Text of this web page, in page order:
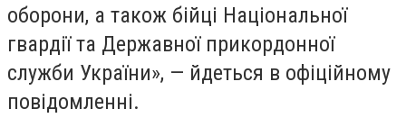
оборони, а також бійці Національної
гвардії та Державної прикордонної
служби України», — йдеться в офіційному
повідомленні.